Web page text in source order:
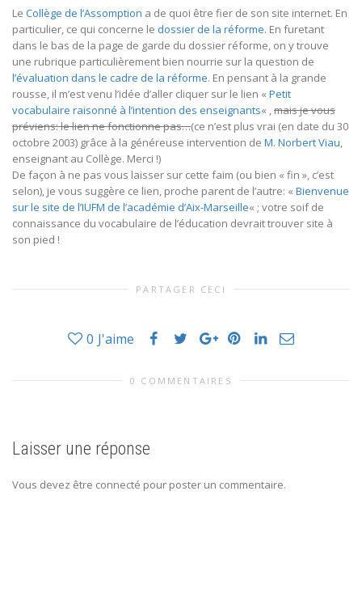
Le Collège de l’Assomption a de quoi être fier de son site internet. En
particulier, ce qui concerne le dossier de la réforme. En furetant
dans le bas de la page de garde du dossier réforme, on y trouve
une rubrique particulièrement bien nourrie sur la question de
l’évaluation dans le cadre de la réforme. En pensant à la grande
rousse, il m’est venu l’idée d’aller cliquer sur le lien « Petit
vocabulaire raisonné à l’intention des enseignants« ,mais je vous
préviens: le lien ne fonctionne pas…(ce n’est plus vrai (en date du 30
octobre 2003) grâce à la généreuse intervention de M. Norbert Viau,
enseignant au Collège. Merci !)
De façon à ne pas vous laisser sur cette faim (ou bien « fin », c’est
selon), je vous suggère ce lien, proche parent de l’autre: « Bienvenue
sur le site de l’IUFM de l’académie d’Aix-Marseille« ; votre soif de
connaissance du vocabulaire de l’éducation devrait trouver site à
son pied !
PARTAGER CECI
0 J'aime
0 COMMENTAIRES
Laisser une réponse
Vous devez être connecté pour poster un commentaire.